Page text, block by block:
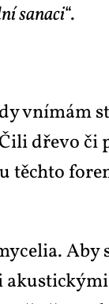
sa­na­ci“.
vní­mám
dře­vo
těch­to
Aby